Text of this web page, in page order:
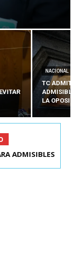
NACIONAL
TC ADMITE
ADMISIBLES
LA
ADMISIBLES